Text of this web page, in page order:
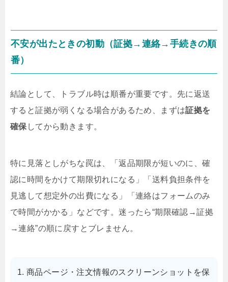
不安が出たときの初動（証拠→連絡→手続きの順
番）
結論として、トラブル時は順番が重要です。先に返送
すると証拠が弱くなる場合があるため、まずは証拠を
確保 してから動きます。
特に見落としがちな罠は、「返品期限が短いのに、確
認に時間をかけて期限切れになる」「送料負担条件を
見逃して想定外の出費になる」「連絡はフォームのみ
で時間がかかる」などです。迷ったら“期限確認→証拠
→連絡”の順に戻すとブレません。
商品ページ・注文情報のスクリーンショットを保